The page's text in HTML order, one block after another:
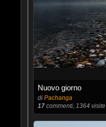
Nuovo giorno
di Pachanga
17commenti, 1364 visite